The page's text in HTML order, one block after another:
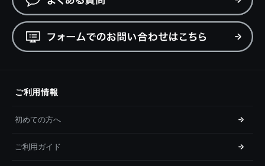
ご利用情報
初めての方へ
ご利用ガイド